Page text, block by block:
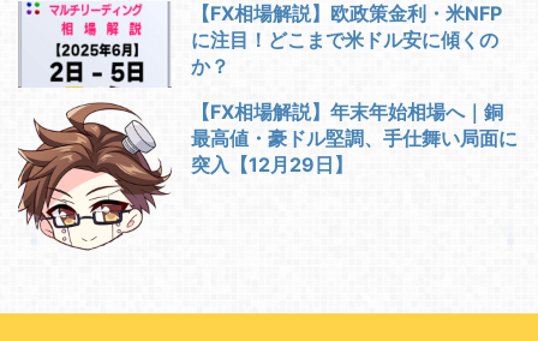
【FX相場解説】欧政策金利・米NFP
に注目！どこまで米ドル安に傾くの
か？
【FX相場解説】年末年始相場へ｜銅
最高値・豪ドル堅調、手仕舞い局面に
突入【12月29日】